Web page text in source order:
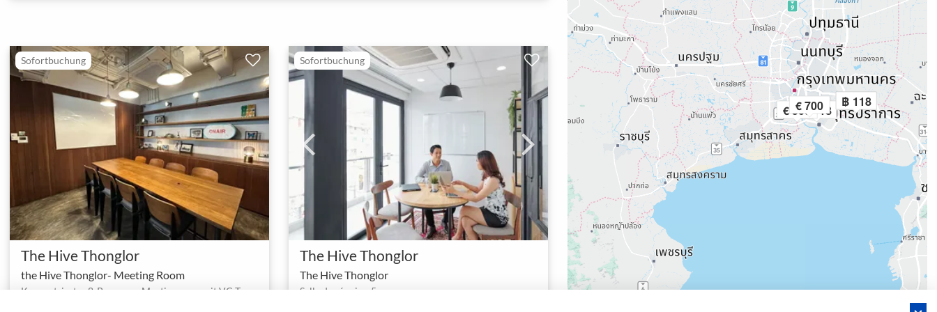
฿ 21
฿ 13 ฿ 118
฿ 118
฿ 118
€ 700
€ 500฿ 118
฿ 10
Sofortbuchung
The Hive Thonglor
the Hive Thonglor- Meeting Room
Sofortbuchung
The Hive Thonglor
The Hive Thonglor
Salle de réunion 5 pax